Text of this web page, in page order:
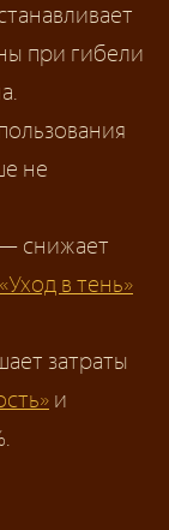
при гибели
не
— снижает
«Уход в тень»
затраты
и